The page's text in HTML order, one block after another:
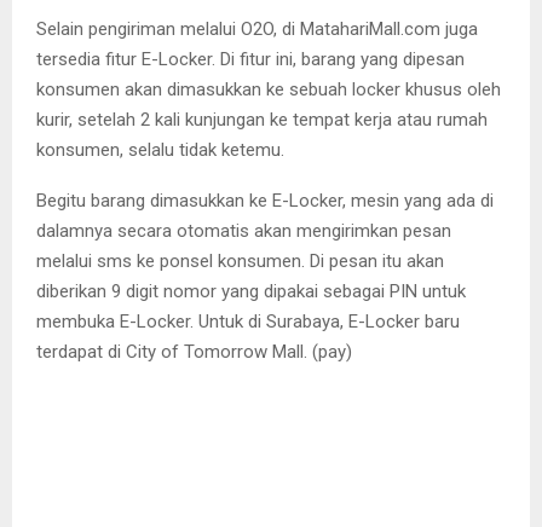
Selain pengiriman melalui O2O, di MatahariMall.com juga
tersedia fitur E-Locker. Di fitur ini, barang yang dipesan
konsumen akan dimasukkan ke sebuah locker khusus oleh
kurir, setelah 2 kali kunjungan ke tempat kerja atau rumah
konsumen, selalu tidak ketemu.
Begitu barang dimasukkan ke E-Locker, mesin yang ada di
dalamnya secara otomatis akan mengirimkan pesan
melalui sms ke ponsel konsumen. Di pesan itu akan
diberikan 9 digit nomor yang dipakai sebagai PIN untuk
membuka E-Locker. Untuk di Surabaya, E-Locker baru
terdapat di City of Tomorrow Mall. (pay)